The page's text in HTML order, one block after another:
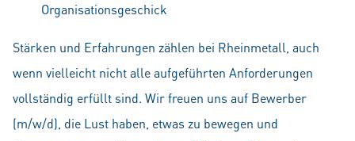
Organisationsgeschick
Stärken und Erfahrungen zählen bei Rheinmetall, auch
wenn vielleicht nicht alle aufgeführten Anforderungen
vollständig erfüllt sind. Wir freuen uns auf Bewerber
(m/w/d), die Lust haben, etwas zu bewegen und